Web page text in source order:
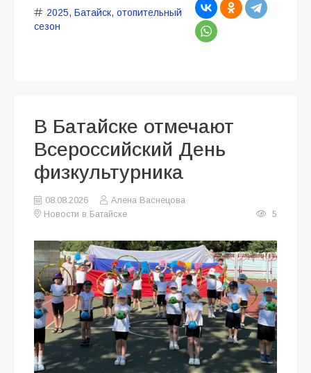
2025, Батайск, отопительный
сезон
В Батайске отмечают
Всероссийский День
физкультурника
08.08.2026
Алена Васнецова
Новости в Батайске
5